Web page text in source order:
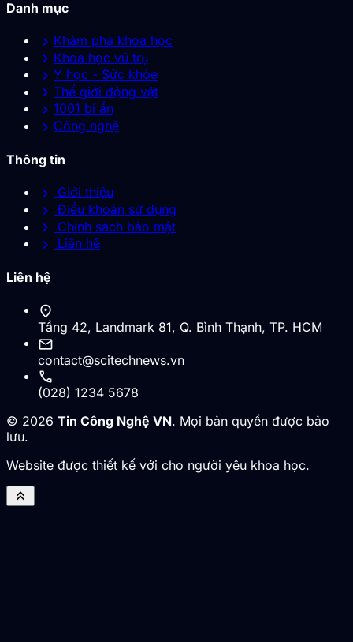
Danh mục
chevron_right Khám phá khoa học
chevron_right Khoa học vũ trụ
chevron_right Y học - Sức khỏe
chevron_right Thế giới động vật
chevron_right 1001 bí ẩn
chevron_right Công nghệ
Thông tin
chevron_right Giới thiệu
chevron_right Điều khoản sử dụng
chevron_right Chính sách bảo mật
chevron_right Liên hệ
Liên hệ
location_on
Tầng 42, Landmark 81, Q. Bình Thạnh, TP. HCM
mail
contact@scitechnews.vn
call
(028) 1234 5678
© 2026 Tin Công Nghệ VN. Mọi bản quyền được bảo
lưu.
Website được thiết kế với cho người yêu khoa học.
keyboard_double_arrow_up